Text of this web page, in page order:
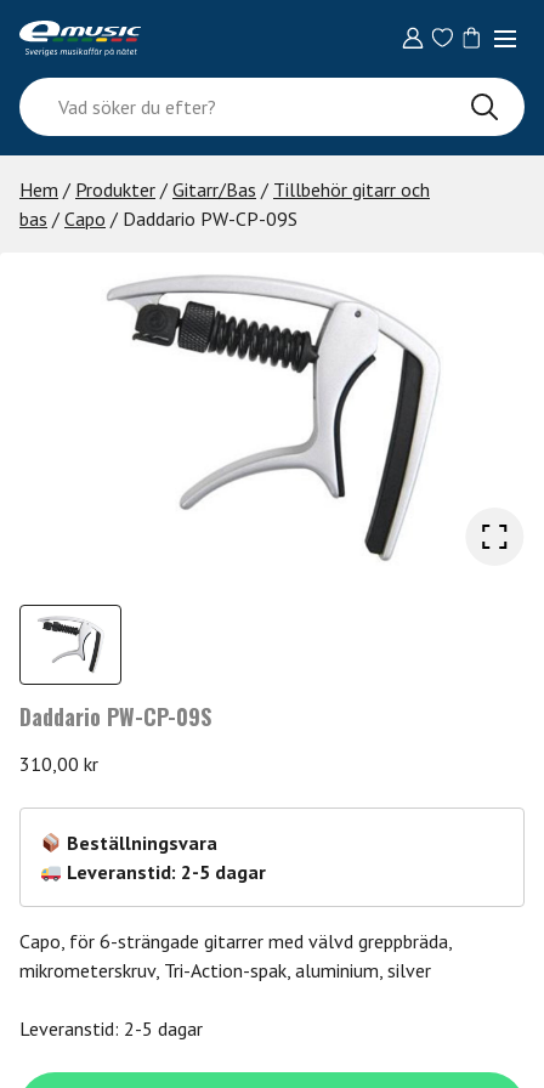
content
Vad
söker
du
efter?
Hem / Produkter / Gitarr/Bas / Tillbehör gitarr och
bas / Capo / Daddario PW-CP-09S
Daddario PW-CP-09S
310,00 kr
Beställningsvara
Leveranstid: 2-5 dagar
Capo, för 6-strängade gitarrer med välvd greppbräda,
mikrometerskruv, Tri-Action-spak, aluminium, silver
Leveranstid: 2-5 dagar